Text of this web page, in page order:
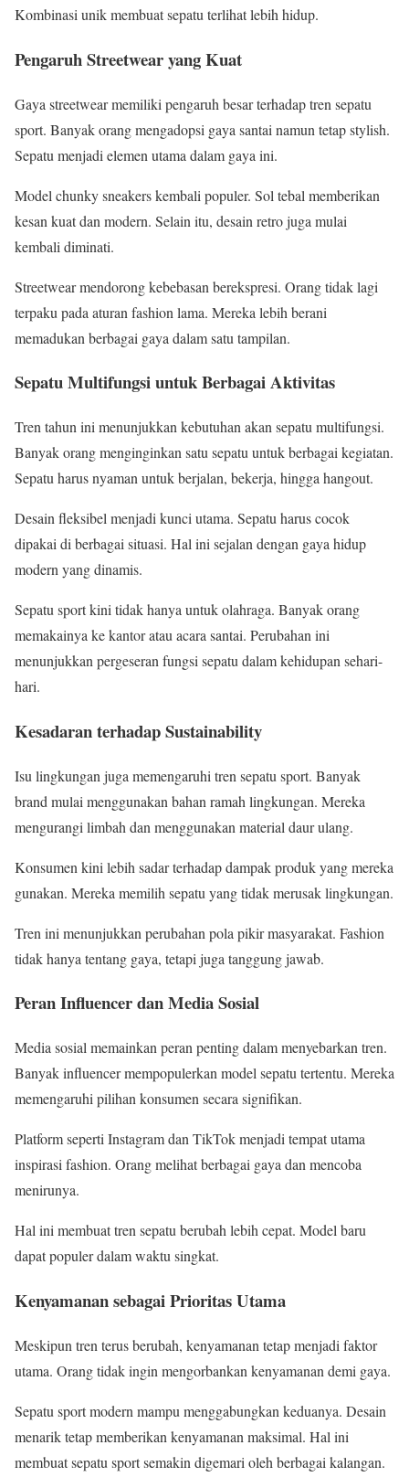
Kombinasi unik membuat sepatu terlihat lebih hidup.
Pengaruh Streetwear yang Kuat
Gaya streetwear memiliki pengaruh besar terhadap tren sepatu
sport. Banyak orang mengadopsi gaya santai namun tetap stylish.
Sepatu menjadi elemen utama dalam gaya ini.
Model chunky sneakers kembali populer. Sol tebal memberikan
kesan kuat dan modern. Selain itu, desain retro juga mulai
kembali diminati.
Streetwear mendorong kebebasan berekspresi. Orang tidak lagi
terpaku pada aturan fashion lama. Mereka lebih berani
memadukan berbagai gaya dalam satu tampilan.
Sepatu Multifungsi untuk Berbagai Aktivitas
Tren tahun ini menunjukkan kebutuhan akan sepatu multifungsi.
Banyak orang menginginkan satu sepatu untuk berbagai kegiatan.
Sepatu harus nyaman untuk berjalan, bekerja, hingga hangout.
Desain fleksibel menjadi kunci utama. Sepatu harus cocok
dipakai di berbagai situasi. Hal ini sejalan dengan gaya hidup
modern yang dinamis.
Sepatu sport kini tidak hanya untuk olahraga. Banyak orang
memakainya ke kantor atau acara santai. Perubahan ini
menunjukkan pergeseran fungsi sepatu dalam kehidupan sehari-
hari.
Kesadaran terhadap Sustainability
Isu lingkungan juga memengaruhi tren sepatu sport. Banyak
brand mulai menggunakan bahan ramah lingkungan. Mereka
mengurangi limbah dan menggunakan material daur ulang.
Konsumen kini lebih sadar terhadap dampak produk yang mereka
gunakan. Mereka memilih sepatu yang tidak merusak lingkungan.
Tren ini menunjukkan perubahan pola pikir masyarakat. Fashion
tidak hanya tentang gaya, tetapi juga tanggung jawab.
Peran Influencer dan Media Sosial
Media sosial memainkan peran penting dalam menyebarkan tren.
Banyak influencer mempopulerkan model sepatu tertentu. Mereka
memengaruhi pilihan konsumen secara signifikan.
Platform seperti Instagram dan TikTok menjadi tempat utama
inspirasi fashion. Orang melihat berbagai gaya dan mencoba
menirunya.
Hal ini membuat tren sepatu berubah lebih cepat. Model baru
dapat populer dalam waktu singkat.
Kenyamanan sebagai Prioritas Utama
Meskipun tren terus berubah, kenyamanan tetap menjadi faktor
utama. Orang tidak ingin mengorbankan kenyamanan demi gaya.
Sepatu sport modern mampu menggabungkan keduanya. Desain
menarik tetap memberikan kenyamanan maksimal. Hal ini
membuat sepatu sport semakin digemari oleh berbagai kalangan.